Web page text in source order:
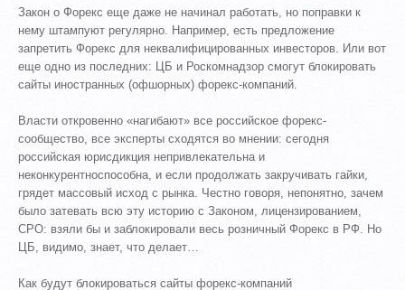
Закон о Форекс еще даже не начинал работать, но поправки к
нему штампуют регулярно. Например, есть предложение
запретить Форекс для неквалифицированных инвесторов. Или вот
еще одно из последних: ЦБ и Роскомнадзор смогут блокировать
сайты иностранных (офшорных) форекс-компаний.
Власти откровенно «нагибают» все российское форекс-
сообщество, все эксперты сходятся во мнении: сегодня
российская юрисдикция непривлекательна и
неконкурентноспособна, и если продолжать закручивать гайки,
грядет массовый исход с рынка. Честно говоря, непонятно, зачем
было затевать всю эту историю с Законом, лицензированием,
СРО: взяли бы и заблокировали весь розничный Форекс в РФ. Но
ЦБ, видимо, знает, что делает…
Как будут блокироваться сайты форекс-компаний